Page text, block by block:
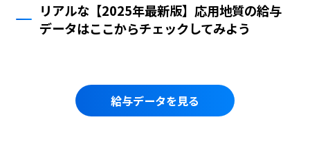
リアルな【2025年最新版】応用地質の給与
データはここからチェックしてみよう
給与データを見る